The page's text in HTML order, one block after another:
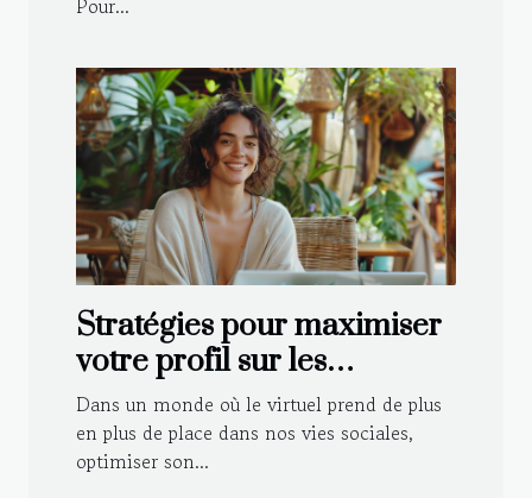
Stratégies pour maximiser
votre profil sur les
plateformes de rencontre
Dans un monde où le virtuel prend de plus
en plus de place dans nos vies sociales,
optimiser son...